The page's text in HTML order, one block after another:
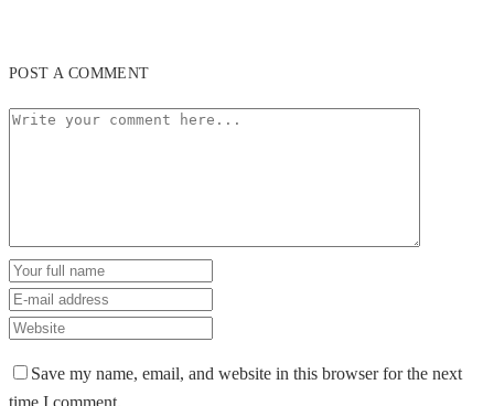
POST A COMMENT
Save my name, email, and website in this browser for the next
time I comment.